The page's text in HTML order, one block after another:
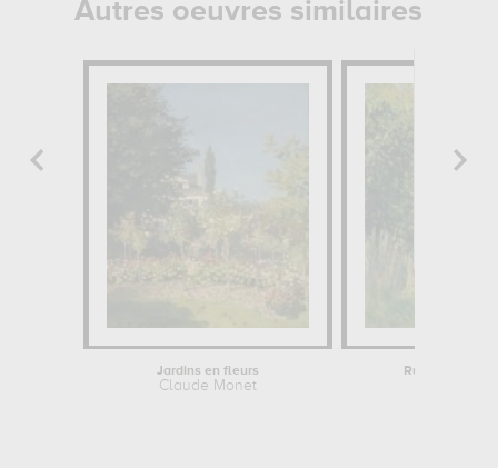
Autres oeuvres similaires
Jardins en fleurs
Claude Monet
Rue à